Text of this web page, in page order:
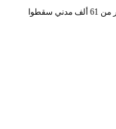
أكثر من 61 ألف مدني سقطوا